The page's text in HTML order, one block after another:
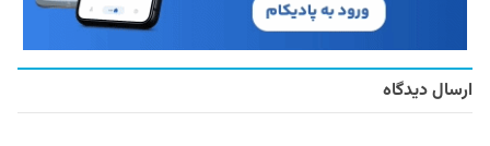
ارسال دیدگاه